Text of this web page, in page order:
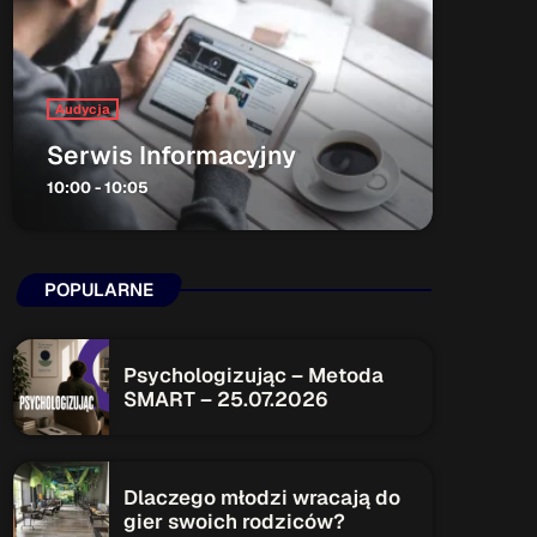
ON AIR
Audycja
Serwis Informacyjny
Upcoming shows
Serwis Informacyjny
14:00 - 14:05
Audycja
Serwis Informacyjny
10:00 - 10:05
POPULARNE
Psychologizując – Metoda
SMART – 25.07.2026
Dlaczego młodzi wracają do
gier swoich rodziców?